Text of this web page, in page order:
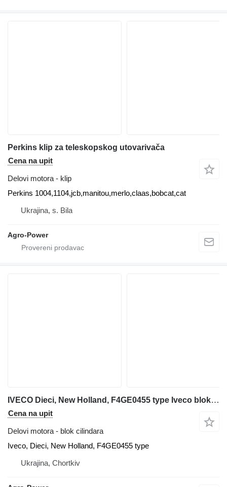
Perkins klip za teleskopskog utovarivača
Cena na upit
Delovi motora - klip
Perkins 1004,1104,jcb,manitou,merlo,claas,bobcat,cat
Ukrajina, s. Bila
Agro-Power
IVECO Dieci, New Holland, F4GE0455 type Iveco blok cilindara za teleskopskog utovarivača
Cena na upit
Delovi motora - blok cilindara
Iveco, Dieci, New Holland, F4GE0455 type
Ukrajina, Chortkiv